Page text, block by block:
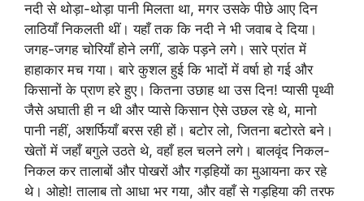
नदी से थोड़ा-थोड़ा पानी मिलता था, मगर उसके पीछे आए दिन
लाठियाँ निकलती थीं। यहाँ तक कि नदी ने भी जवाब दे दिया।
जगह-जगह चोरियाँ होने लगीं, डाके पड़ने लगे। सारे प्रांत में
हाहाकार मच गया। बारे कुशल हुई कि भादों में वर्षा हो गई और
किसानों के प्राण हरे हुए। कितना उछाह था उस दिन! प्यासी पृथ्वी
जैसे अघाती ही न थी और प्यासे किसान ऐसे उछल रहे थे, मानो
पानी नहीं, अशर्फियाँ बरस रही हों। बटोर लो, जितना बटोरते बने।
खेतों में जहाँ बगुले उठते थे, वहाँ हल चलने लगे। बालवृंद निकल-
निकल कर तालाबों और पोखरों और गड़हियों का मुआयना कर रहे
थे। ओहो! तालाब तो आधा भर गया, और वहाँ से गड़हिया की तरफ